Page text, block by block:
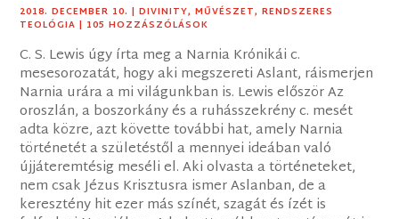
2018. DECEMBER 10. |DIVINITY,MŰVÉSZET,RENDSZERES
TEOLÓGIA | 105 HOZZÁSZÓLÁSOK
C. S. Lewis úgy írta meg a Narnia Krónikái c.
mesesorozatát, hogy aki megszereti Aslant, ráismerjen
Narnia urára a mi világunkban is. Lewis először Az
oroszlán, a boszorkány és a ruhásszekrény c. mesét
adta közre, azt követte további hat, amely Narnia
történetét a születéstől a mennyei ideában való
újjáteremtésig meséli el. Aki olvasta a történeteket,
nem csak Jézus Krisztusra ismer Aslanban, de a
keresztény hit ezer más színét, szagát és ízét is